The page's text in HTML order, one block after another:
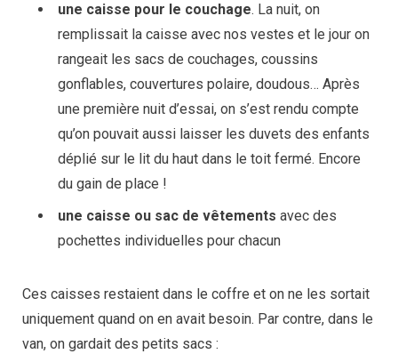
une caisse pour le couchage. La nuit, on
remplissait la caisse avec nos vestes et le jour on
rangeait les sacs de couchages, coussins
gonflables, couvertures polaire, doudous… Après
une première nuit d’essai, on s’est rendu compte
qu’on pouvait aussi laisser les duvets des enfants
déplié sur le lit du haut dans le toit fermé. Encore
du gain de place !
une caisse ou sac de vêtements avec des
pochettes individuelles pour chacun
Ces caisses restaient dans le coffre et on ne les sortait
uniquement quand on en avait besoin. Par contre, dans le
van, on gardait des petits sacs :